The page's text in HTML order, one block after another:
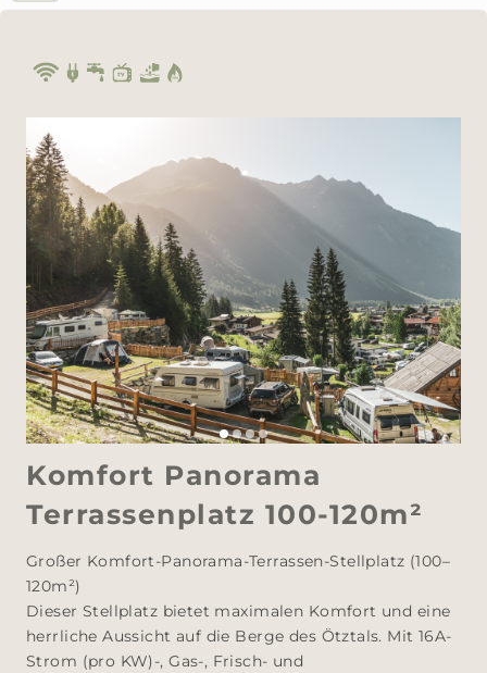
Komfort Panorama
Terrassenplatz 100-120m²
Großer Komfort-Panorama-Terrassen-Stellplatz (100–
120m²)
Dieser Stellplatz bietet maximalen Komfort und eine
herrliche Aussicht auf die Berge des Ötztals. Mit 16A-
Strom (pro KW)-, Gas-, Frisch- und